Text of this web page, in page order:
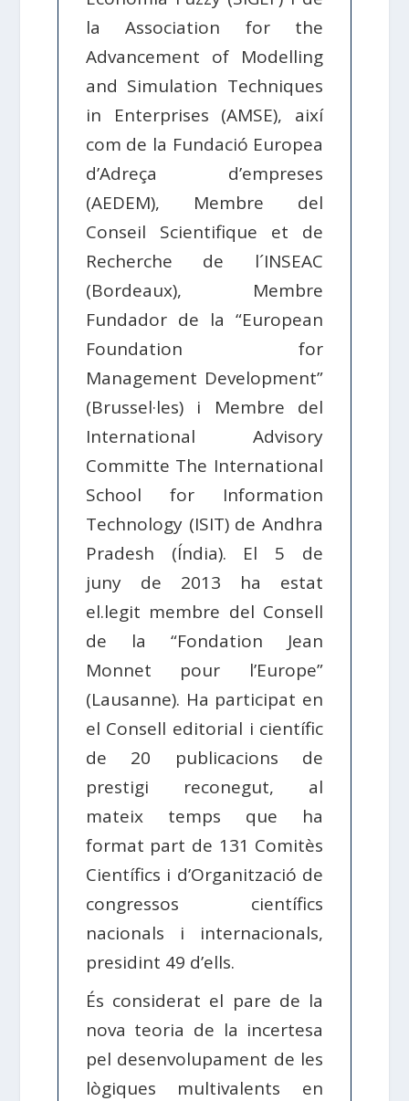
la Association for the
Advancement of Modelling
and Simulation Techniques
in Enterprises (AMSE), així
com de la Fundació Europea
d’Adreça d’empreses
(AEDEM), Membre del
Conseil Scientifique et de
Recherche de l´INSEAC
(Bordeaux), Membre
Fundador de la “European
Foundation for
Management Development”
(Brussel·les) i Membre del
International Advisory
Committe The International
School for Information
Technology (ISIT) de Andhra
Pradesh (Índia). El 5 de
juny de 2013 ha estat
el.legit membre del Consell
de la “Fondation Jean
Monnet pour l’Europe”
(Lausanne). Ha participat en
el Consell editorial i científic
de 20 publicacions de
prestigi reconegut, al
mateix temps que ha
format part de 131 Comitès
Científics i d’Organització de
congressos científics
nacionals i internacionals,
presidint 49 d’ells.
És considerat el pare de la
nova teoria de la incertesa
pel desenvolupament de les
lògiques multivalents en